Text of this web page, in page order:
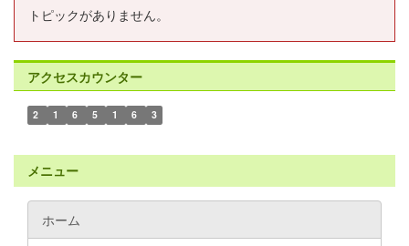
トピックがありません。
アクセスカウンター
2 1 6 5 1 6 3
メニュー
ホーム